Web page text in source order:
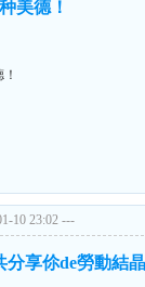
美德！
10 23:02 ---
分享伱de勞動結